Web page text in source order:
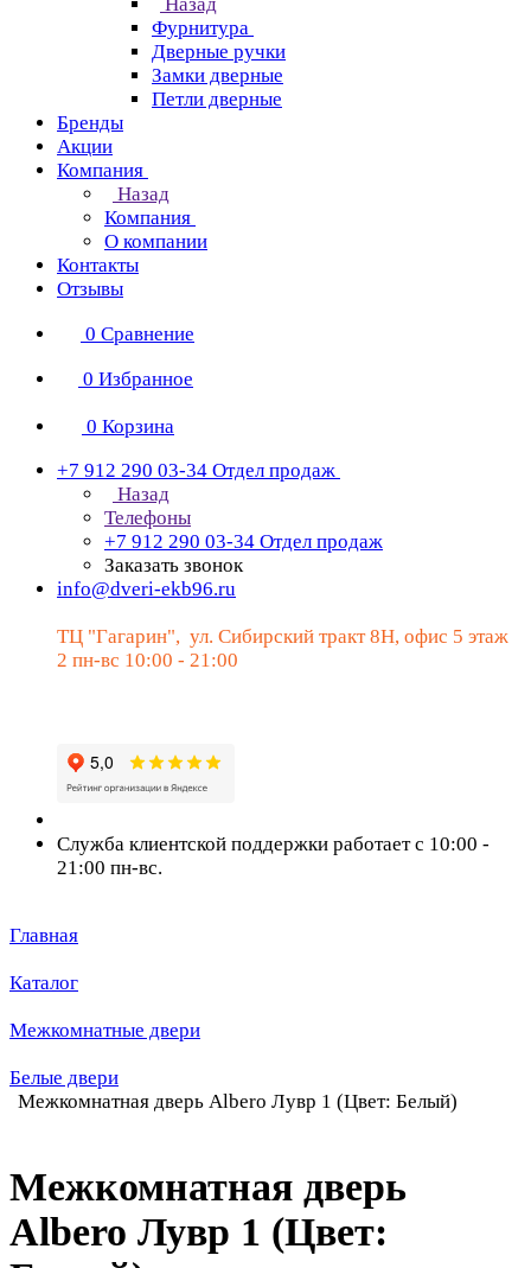
Фурнитура
Дверные ручки
Замки дверные
Петли дверные
Бренды
Акции
Компания
Назад
Компания
О компании
Контакты
Отзывы
0 Сравнение
0 Избранное
0 Корзина
+7 912 290 03-34 Отдел продаж
Назад
Телефоны
+7 912 290 03-34 Отдел продаж
Заказать звонок
info@dveri-ekb96.ru
ТЦ "Гагарин", ул. Сибирский тракт 8Н, офис 5 этаж
2 пн-вс 10:00 - 21:00
Служба клиентской поддержки работает с 10:00 -
21:00 пн-вс.
Главная
Каталог
Межкомнатные двери
Белые двери
Межкомнатная дверь Albero Лувр 1 (Цвет: Белый)
Межкомнатная дверь
Albero Лувр 1 (Цвет: